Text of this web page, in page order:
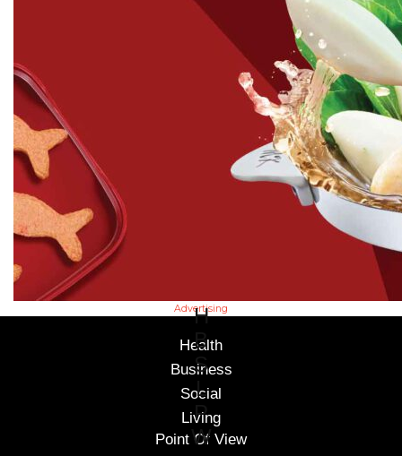
Advertising
H
Health
B
Business
S
Social
L
Living
P
Point Of View
W